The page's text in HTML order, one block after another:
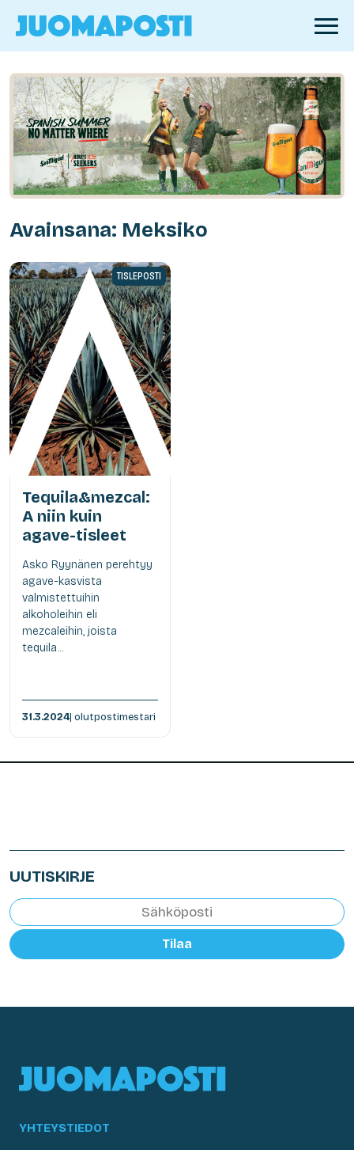
Avainsana: Meksiko
TISLEPOSTI
Tequila&mezcal:
A niin kuin
agave-tisleet
Asko Ryynänen perehtyy
agave-kasvista
valmistettuihin
alkoholeihin eli
mezcaleihin, joista
tequila...
31.3.2024| olutpostimestari
UUTISKIRJE
Tilaa
YHTEYSTIEDOT